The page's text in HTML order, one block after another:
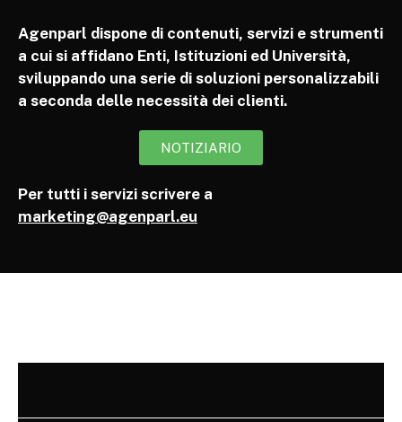
Agenparl dispone di contenuti, servizi e strumenti
a cui si affidano Enti, Istituzioni ed Università,
sviluppando una serie di soluzioni personalizzabili
a seconda delle necessità dei clienti.
NOTIZIARIO
Per tutti i servizi scrivere a
marketing@agenparl.eu